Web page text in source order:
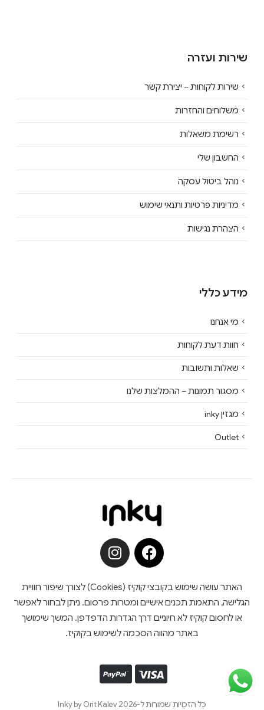
שירות ועזרה
שירות לקוחות – יצירת קשר
משלוחים והחזרות
רשימת משאלות
החשבון שלי
נוהל ביטול עסקה
מדיניות פרטיות ותנאי שימוש
הצהרת נגישות
מידע כללי
מי אנחנו
חוות דעת לקוחות
שאלות ותשובות
מסגור תמונות – ההמלצות שלנו
מגזין inky
Outlet
האתר עושה שימוש בקובצי קוקיז (Cookies) לצורך שיפור חוויית
הגלישה, התאמת תכנים אישיים ומטרות פרסום. ניתן לבחור לאפשר
או לחסום קוקיז לא חיוניים דרך הגדרות הדפדפן. המשך שימושך
באתר מהווה הסכמה לשימוש בקוקיז.
כל הזכויות שמורות ל-Inky by Orit Kalev 2026